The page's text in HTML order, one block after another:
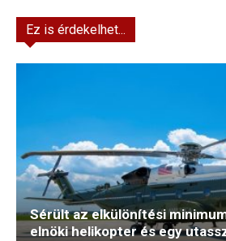
Ez is érdekelhet...
Sérült az elkülönítési
elnöki helikopter és egy